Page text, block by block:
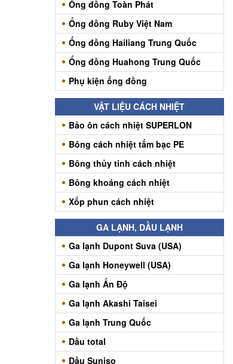
Ống đồng Toàn Phát
Ống đồng Ruby Việt Nam
Ống đồng Hailiang Trung Quốc
Ống đồng Huahong Trung Quốc
Phụ kiện ống đồng
VẬT LIỆU CÁCH NHIỆT
Bảo ôn cách nhiệt SUPERLON
Bông cách nhiệt tấm bạc PE
Bông thủy tinh cách nhiệt
Bông khoáng cách nhiệt
Xốp phun cách nhiệt
GA LẠNH, DẦU LẠNH
Ga lạnh Dupont Suva (USA)
Ga lạnh Honeywell (USA)
Ga lạnh Ấn Độ
Ga lạnh Akashi Taisei
Ga lạnh Trung Quốc
Dầu total
Dầu Suniso